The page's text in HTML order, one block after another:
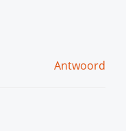
Antwoord